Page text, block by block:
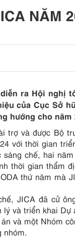
NĂM
ra Hội nghị
của Cục Sở
hướng cho năm
và được Bộ
với thời gian
chế, hai
thời gian thẩm
thứ năm mà
JICA đã cử
và triển khai
và một Nhóm
nhóm.